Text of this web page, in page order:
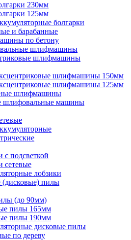
230мм
125мм
болгарки
и барабанные
по бетону
шлифмашины
шлифмашины
шлифмашины 150мм
шлифмашины 125мм
шлифмашины
шлифовальные машины
с подсветкой
сетевые
лобзики
пилы
(до 90мм)
пилы 165мм
пилы 190мм
дисковые пилы
по дереву